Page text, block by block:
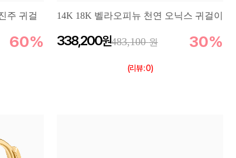
주 귀걸
60%
14K 18K 벨라오피뉴 천연 오닉스 귀걸이
483,100
338,200 30%
(리뷰 : 0)